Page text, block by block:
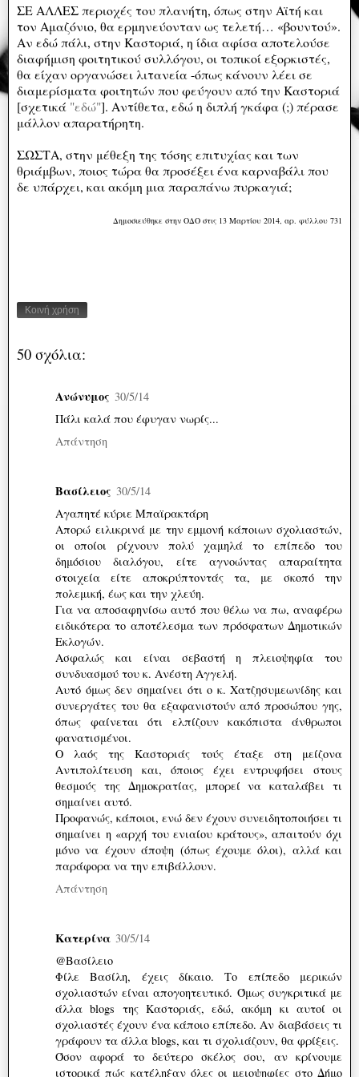
ΣΕ ΑΛΛΕΣ περιοχές του πλανήτη, όπως στην Αϊτή και
τον Αμαζόνιο, θα ερμηνεύονταν ως τελετή… «βουντού».
Αν εδώ πάλι, στην Καστοριά, η ίδια αφίσα αποτελούσε
διαφήμιση φοιτητικού συλλόγου, οι τοπικοί εξορκιστές,
θα είχαν οργανώσει λιτανεία -όπως κάνουν λέει σε
διαμερίσματα φοιτητών που φεύγουν από την Καστοριά
[σχετικά "εδώ"]. Αντίθετα, εδώ η διπλή γκάφα (;) πέρασε
μάλλον απαρατήρητη.
ΣΩΣΤΑ, στην μέθεξη της τόσης επιτυχίας και των
θριάμβων, ποιος τώρα θα προσέξει ένα καρναβάλι που
δε υπάρχει, και ακόμη μια παραπάνω πυρκαγιά;
Δημοσιεύθηκε στην ΟΔΟ στις 13 Μαρτίου 2014, αρ. φύλλου 731
Κοινή χρήση
50 σχόλια:
Ανώνυμος 30/5/14
Πάλι καλά που έφυγαν νωρίς...
Απάντηση
Βασίλειος 30/5/14
Αγαπητέ κύριε Μπαϊρακτάρη
Απορώ ειλικρινά με την εμμονή κάποιων σχολιαστών,
οι οποίοι ρίχνουν πολύ χαμηλά το επίπεδο του
δημόσιου διαλόγου, είτε αγνοώντας απαραίτητα
στοιχεία είτε αποκρύπτοντάς τα, με σκοπό την
πολεμική, έως και την χλεύη.
Για να αποσαφηνίσω αυτό που θέλω να πω, αναφέρω
ειδικότερα το αποτέλεσμα των πρόσφατων Δημοτικών
Εκλογών.
Ασφαλώς και είναι σεβαστή η πλειοψηφία του
συνδυασμού του κ. Ανέστη Αγγελή.
Αυτό όμως δεν σημαίνει ότι ο κ. Χατζησυμεωνίδης και
συνεργάτες του θα εξαφανιστούν από προσώπου γης,
όπως φαίνεται ότι ελπίζουν κακόπιστα άνθρωποι
φανατισμένοι.
Ο λαός της Καστοριάς τούς έταξε στη μείζονα
Αντιπολίτευση και, όποιος έχει εντρυφήσει στους
θεσμούς της Δημοκρατίας, μπορεί να καταλάβει τι
σημαίνει αυτό.
Προφανώς, κάποιοι, ενώ δεν έχουν συνειδητοποιήσει τι
σημαίνει η «αρχή του ενιαίου κράτους», απαιτούν όχι
μόνο να έχουν άποψη (όπως έχουμε όλοι), αλλά και
παράφορα να την επιβάλλουν.
Απάντηση
Κατερίνα 30/5/14
@Βασίλειο
Φίλε Βασίλη, έχεις δίκαιο. Το επίπεδο μερικών
σχολιαστών είναι απογοητευτικό. Όμως συγκριτικά με
άλλα blogs της Καστοριάς, εδώ, ακόμη κι αυτοί οι
σχολιαστές έχουν ένα κάποιο επίπεδο. Αν διαβάσεις τι
γράφουν τα άλλα blogs, και τι σχολιάζουν, θα φρίξεις.
Όσον αφορά το δεύτερο σκέλος σου, αν κρίνουμε
ιστορικά πώς κατέληξαν όλες οι μειοψηφίες στο Δήμο